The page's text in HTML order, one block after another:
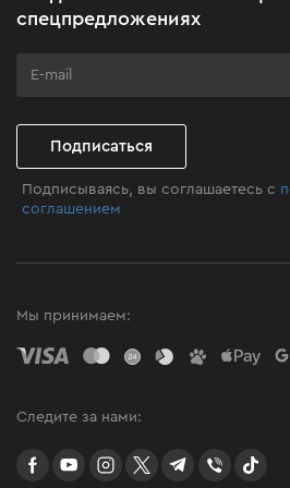
Клуб мастерства
спецпредложениях
Подписаться
Подписываясь, вы соглашаетесь с
соглашением
Мы принимаем:
Следите за нами:
facebookyoutubeinstagramtwittertelegram
Viber TikTok